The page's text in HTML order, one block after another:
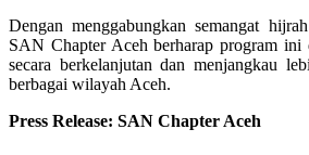
Dengan menggabungkan semangat
SAN Chapter Aceh berharap program ini
secara berkelanjutan dan menjangkau
berbagai wilayah Aceh.
Press Release: SAN Chapter Aceh